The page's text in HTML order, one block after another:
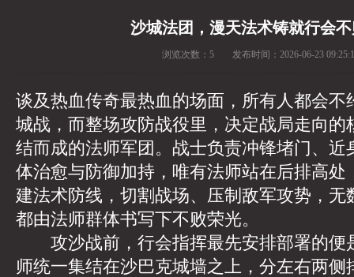
沙城法团，漫天法术铸就行会
浏览次数： 5 发布时间： 2026-06-23
谈及热血传奇最热血的场面，所有人都会不
城战，而整场攻防战役里，决定战局走向的
结而成的法师军团。战士负责冲锋堵门、近
体治愈与防御加持，唯有法师站在后排高处
建法术防线，切割战场、压制敌军攻势，无
都由法师群体书写下不败荣光。
攻沙战前，行会指挥最先安排部署的便
师统一集结在沙巴克城墙之上，分左右两侧